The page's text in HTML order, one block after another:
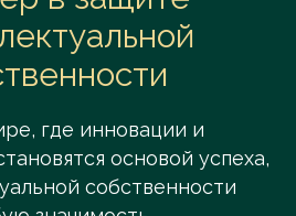
где инновации и
основой успеха,
собственности